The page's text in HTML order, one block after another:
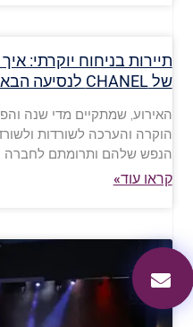
תיירות בניחוח יוקרתי:
של CHANEL לנסיעה הבאה שלכם?
האירוע, שמתקיים מדי שנה
הוקרה והערכה לשורדות
הנפש שלהם ותרומתם לחברה
קראו עוד»